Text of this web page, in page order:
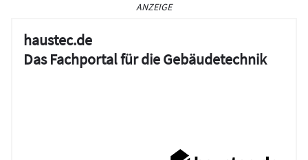
ANZEIGE
haustec.de
Das Fachportal für die Gebäudetechnik